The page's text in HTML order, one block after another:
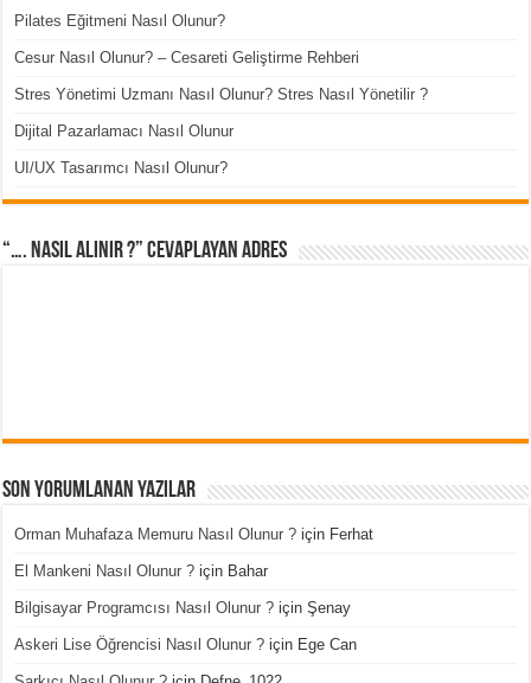
Pilates Eğitmeni Nasıl Olunur?
Cesur Nasıl Olunur? – Cesareti Geliştirme Rehberi
Stres Yönetimi Uzmanı Nasıl Olunur? Stres Nasıl Yönetilir ?
Dijital Pazarlamacı Nasıl Olunur
UI/UX Tasarımcı Nasıl Olunur?
“…. Nasıl Alınır ?” cevaplayan adres
Son Yorumlanan Yazılar
Orman Muhafaza Memuru Nasıl Olunur ? için Ferhat
El Mankeni Nasıl Olunur ? için Bahar
Bilgisayar Programcısı Nasıl Olunur ? içinŞenay
Askeri Lise Öğrencisi Nasıl Olunur ? için Ege Can